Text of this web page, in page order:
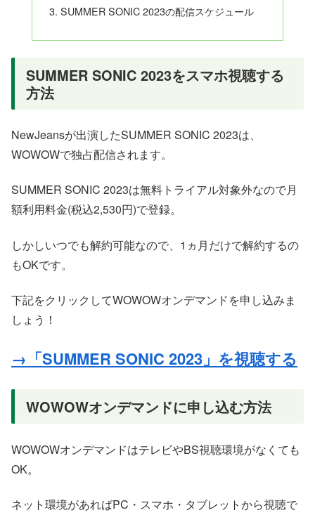
SUMMER SONIC 2023の配信スケジュール
SUMMER SONIC 2023をスマホ視聴する
方法
NewJeansが出演したSUMMER SONIC 2023は、
WOWOWで独占配信されます。
SUMMER SONIC 2023は無料トライアル対象外なので月
額利用料金(税込2,530円)で登録。
しかしいつでも解約可能なので、1ヵ月だけで解約するの
もOKです。
下記をクリックしてWOWOWオンデマンドを申し込みま
しょう！
→「SUMMER SONIC 2023」を視聴する
WOWOWオンデマンドに申し込む方法
WOWOWオンデマンドはテレビやBS視聴環境がなくても
OK。
ネット環境があればPC・スマホ・タブレットから視聴で